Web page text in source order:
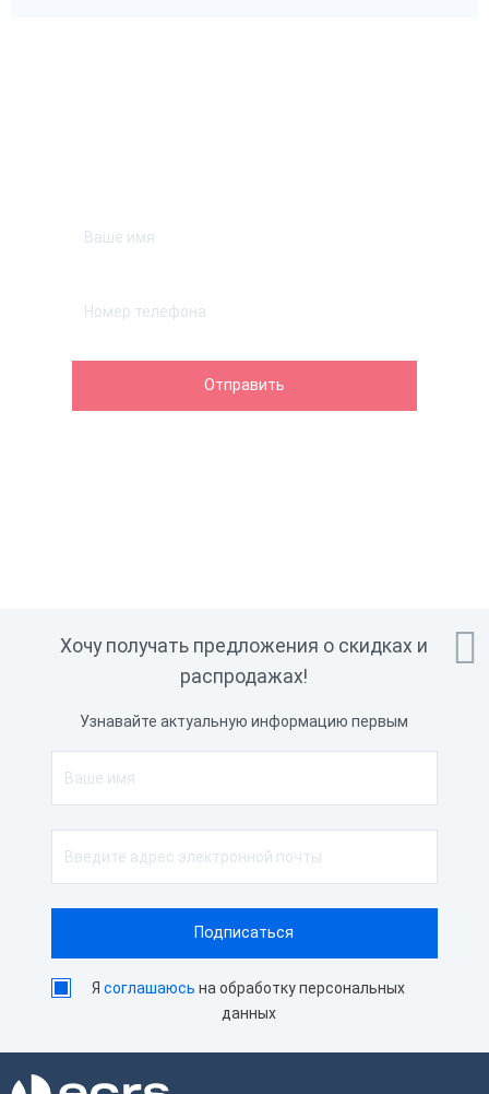

Хочу получать предложения о скидках и
распродажах!
Узнавайте актуальную информацию первым
Ясоглашаюсь на обработку персональных
данных